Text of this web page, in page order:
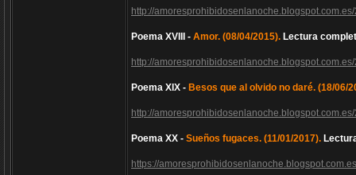
http://
Poema XVIII - Amor. (08/04/2015). Lectura
http://
Poema XIX - Besos que al olvido no daré. (18/06/
http://
Poema XX - Sueños fugaces. (11/01/2017).
https://